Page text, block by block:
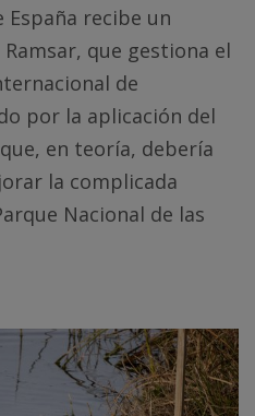
recibe un
que gestiona el
de
por la aplicación del
en teoría, debería
la complicada
Nacional de las